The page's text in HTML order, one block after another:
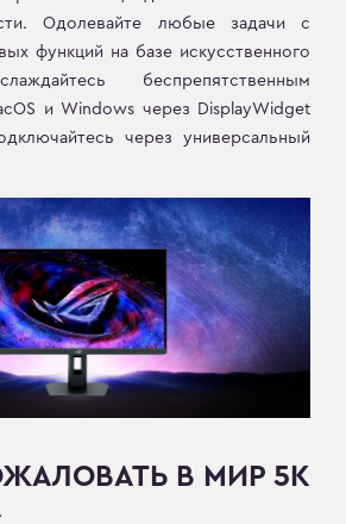
Одолевайте любые задачи с
функций на базе искусственного
беспрепятственным
и Windows через DisplayWidget
через универсальный
В МИР 5K